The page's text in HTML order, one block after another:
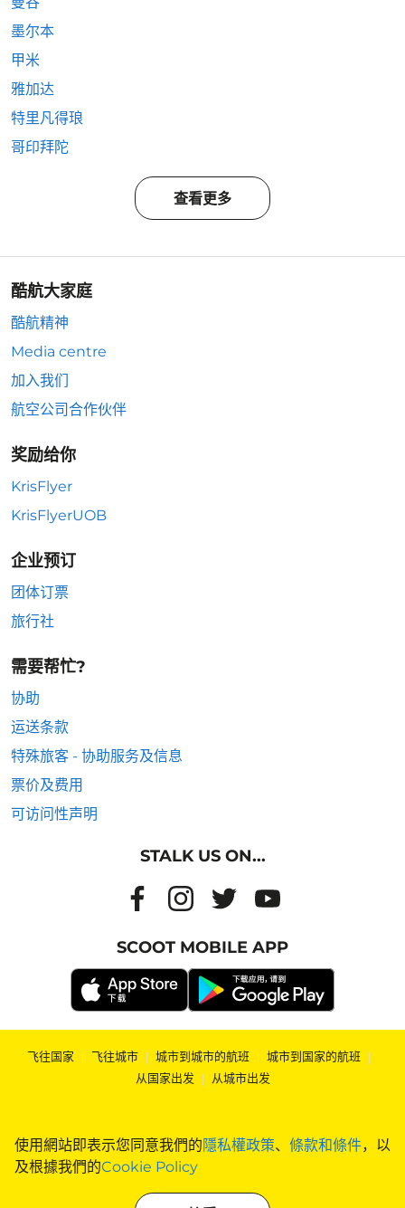
使用網站即表示您同意我們的隱私權政策、 條款和條件，以
及根據我們的Cookie Policy
墨尔本
甲米
雅加达
特里凡得琅
哥印拜陀
查看更多
酷航大家庭
酷航精神
Media centre
加入我们
航空公司合作伙伴
奖励给你
KrisFlyer
KrisFlyerUOB
企业预订
团体订票
旅行社
需要帮忙?
协助
运送条款
特殊旅客 - 协助服务及信息
票价及费用
可访问性声明
STALK US ON...
SCOOT MOBILE APP
飞往国家 | 飞往城市 | 城市到城市的航班 | 城市到国家的航班 |
从国家出发 | 从城市出发